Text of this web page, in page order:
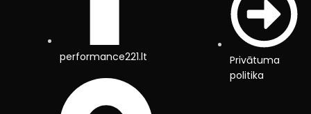
performance221.lt
Privātuma
politika